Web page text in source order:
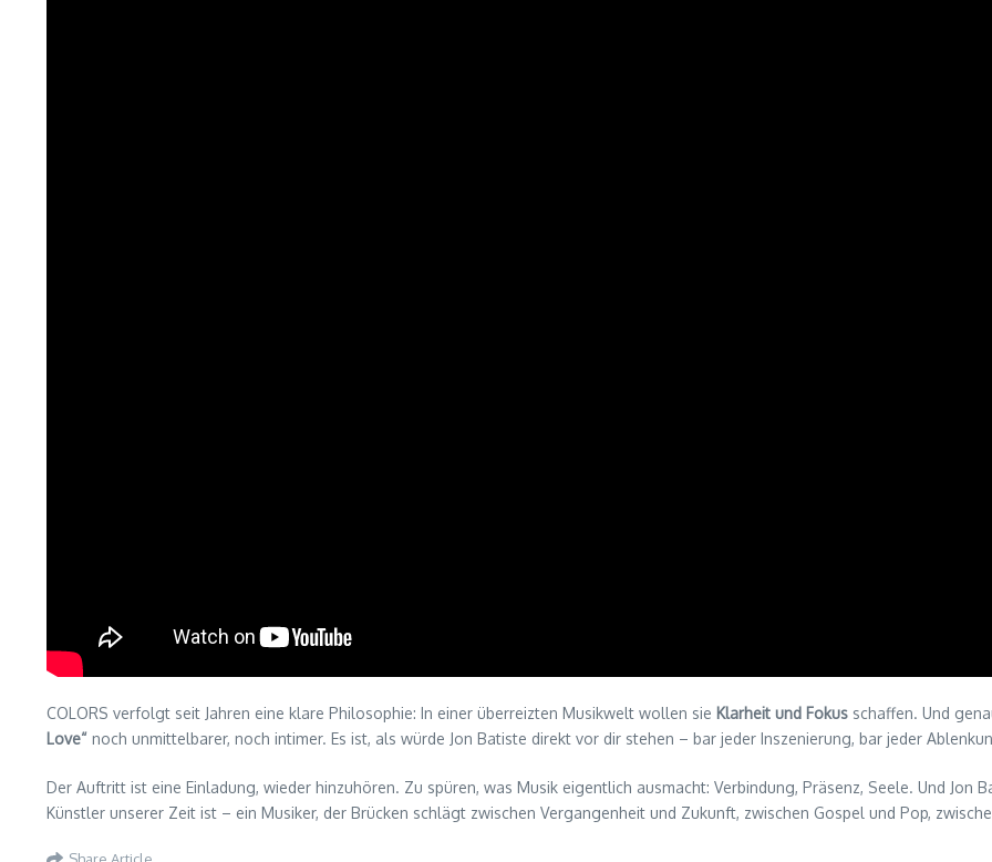
COLORS verfolgt seit Jahren eine klare Philosophie: In einer überreizten Musikwelt wollen sie Klarheit und Fokus schaffen. Und
Love“ noch unmittelbarer, noch intimer. Es ist, als würde Jon Batiste direkt vor dir stehen – bar jeder Inszenierung, bar jeder
Der Auftritt ist eine Einladung, wieder hinzuhören. Zu spüren, was Musik eigentlich ausmacht: Verbindung, Präsenz, Seele. Und Jon
Künstler unserer Zeit ist – ein Musiker, der Brücken schlägt zwischen Vergangenheit und Zukunft, zwischen Gospel und Pop,